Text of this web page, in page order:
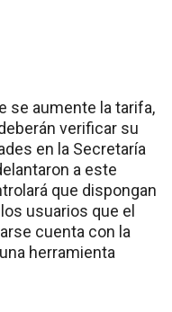
se aumente la tarifa,
verificar su
en la Secretaría
a este
que dispongan
usuarios que el
cuenta con la
herramienta